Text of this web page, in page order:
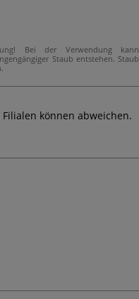
Bei der Verwendung kann
Staub entstehen. Staub
können abweichen.